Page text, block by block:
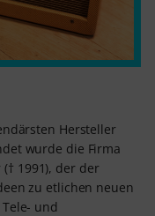
Hersteller
wurde die Firma
1991), der der
zu etlichen neuen
und